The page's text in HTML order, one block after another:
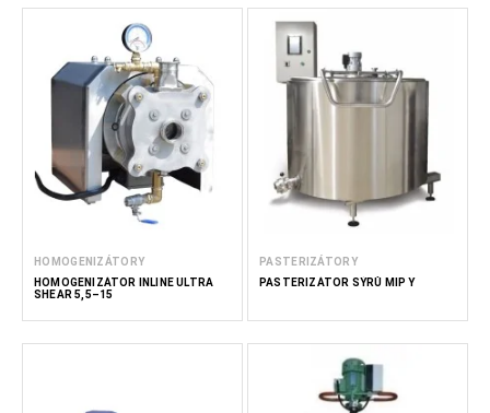
HOMOGENIZÁTORY
HOMOGENIZÁTOR INLINE ULTRA
SHEAR 5,5–15
PASTERIZÁTORY
PASTERIZÁTOR SÝRŮ MIP Y